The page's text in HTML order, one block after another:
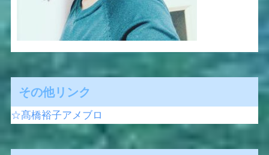
その他リンク
☆髙橋裕子アメブロ